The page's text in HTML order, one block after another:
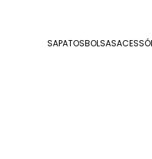
SAPATOSBOLSAS